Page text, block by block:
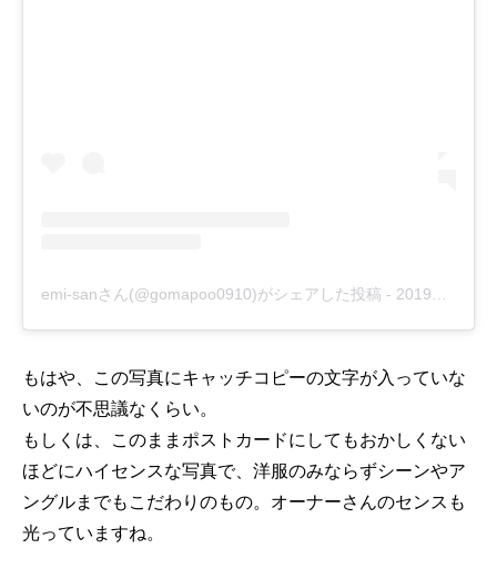
emi-sanさん(@gomapoo0910)がシェアした投稿 - 2019年 4月月3日午後1時31分PDT
もはや、この写真にキャッチコピーの文字が入っていな
いのが不思議なくらい。
もしくは、このままポストカードにしてもおかしくない
ほどにハイセンスな写真で、洋服のみならずシーンやア
ングルまでもこだわりのもの。オーナーさんのセンスも
光っていますね。